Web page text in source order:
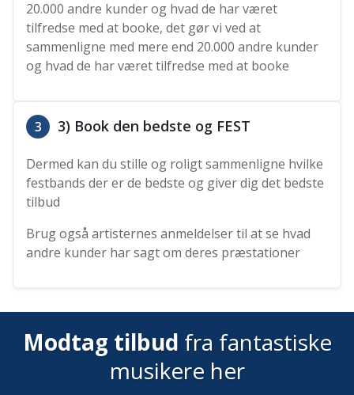
20.000 andre kunder og hvad de har været
tilfredse med at booke, det gør vi ved at
sammenligne med mere end 20.000 andre kunder
og hvad de har været tilfredse med at booke
3 3) Book den bedste og FEST
Dermed kan du stille og roligt sammenligne hvilke
festbands der er de bedste og giver dig det bedste
tilbud
Brug også artisternes anmeldelser til at se hvad
andre kunder har sagt om deres præstationer
Modtag tilbud fra fantastiske
musikere her